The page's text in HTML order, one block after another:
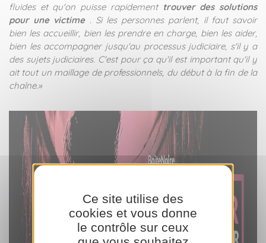
fluides et qu'on puisse rapidement trouver des solutions
pour une victime. Si les personnes parlent, il faut savoir
bien les accueillir, bien les prendre en charge, bien les aider,
bien les accompagner jusqu'au processus judiciaire, s'il y a
des sujets judiciaires. C'est pour ça qu'il est important qu'il y
ait tout un maillage de professionnels, du début à la fin de la
chaîne.»
Ce site utilise des
cookies et vous donne
le contrôle sur ceux